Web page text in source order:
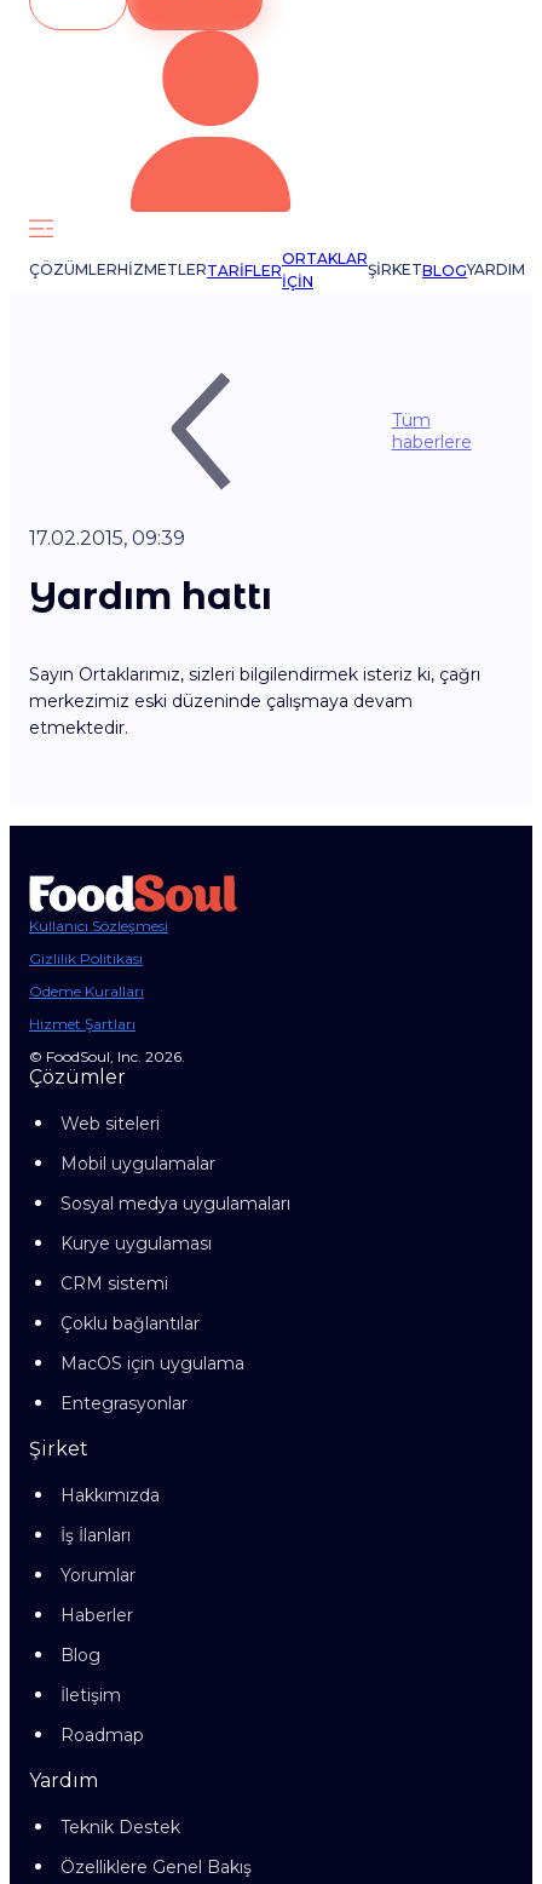
ÇÖZÜMLERHIZMETLERTARIFLER
ORTAKLAR
IÇIN
ŞIRKETBLOGYARDIM
Tüm
haberlere
17.02.2015, 09:39
Yardım hattı
Sayın Ortaklarımız, sizleri bilgilendirmek isteriz ki, çağrı
merkezimiz eski düzeninde çalışmaya devam
etmektedir.
Kullanıcı Sözleşmesi
Gizlilik Politikası
Ödeme Kuralları
Hizmet Şartları
© FoodSoul, Inc. 2026.
Çözümler
Web siteleri
Mobil uygulamalar
Sosyal medya uygulamaları
Kurye uygulaması
CRM sistemi
Çoklu bağlantılar
MacOS için uygulama
Entegrasyonlar
Şirket
Hakkımızda
İş İlanları
Yorumlar
Haberler
Blog
İletişim
Roadmap
Yardım
Teknik Destek
Özelliklere Genel Bakış